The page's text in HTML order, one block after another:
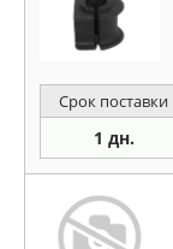
Срок поставки
1 дн.